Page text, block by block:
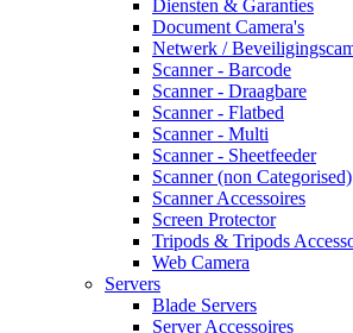
Diensten & Garanties
Document Camera's
Netwerk /
Scanner - Barcode
Scanner - Draagbare
Scanner - Flatbed
Scanner - Multi
Scanner - Sheetfeeder
Scanner (non Categorised)
Scanner Accessoires
Screen Protector
Tripods & Tripods
Web Camera
Servers
Blade Servers
Server Accessoires